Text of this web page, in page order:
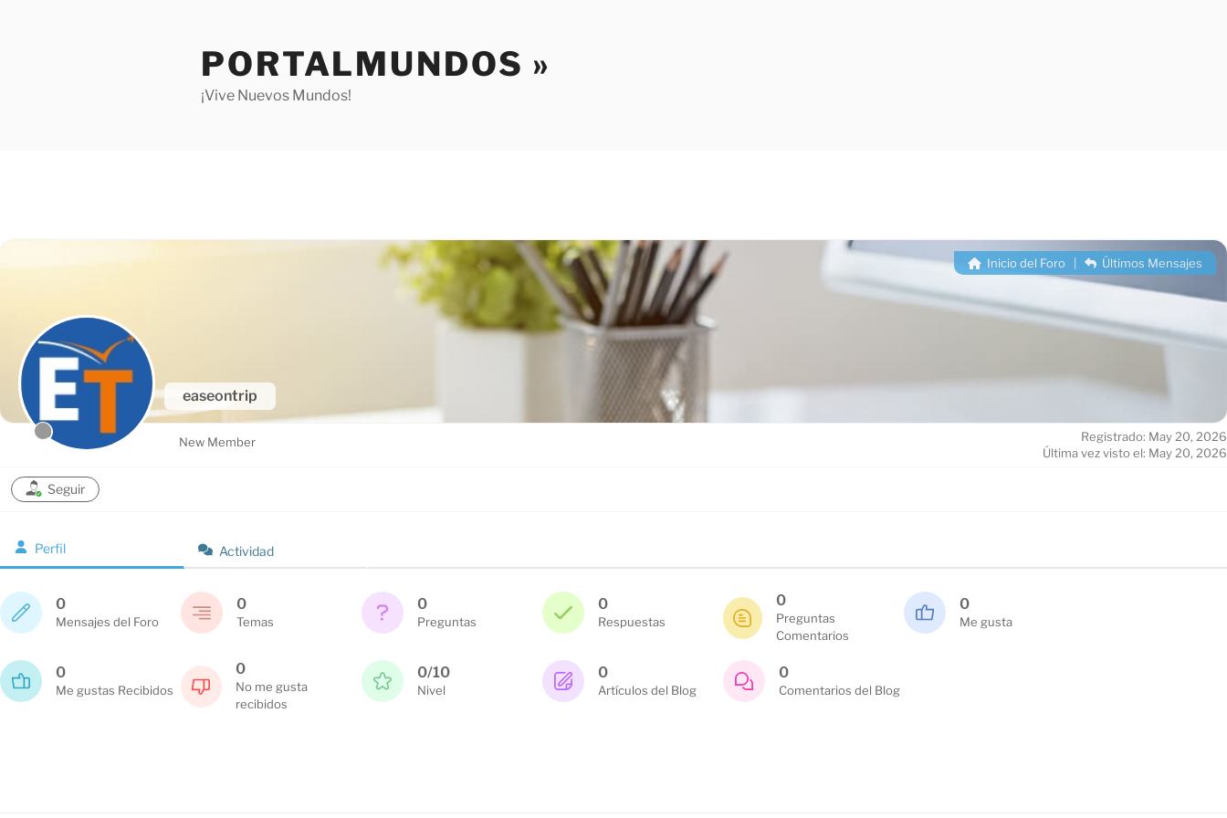
PORTALMUNDOS »
¡Vive Nuevos Mundos!
easeontrip
Inicio del Foro Últimos Mensajes
New Member
Registrado: May 20, 2026
Última vez visto el: May 20, 2026
Seguir
Perfil Actividad
0
Mensajes del Foro
0
Temas
0
Preguntas
0
Respuestas
0
Preguntas
Comentarios
0
Me gusta
0
Me gustas Recibidos
0
No me gusta
recibidos
0/10
Nivel
0
Artículos del Blog
0
Comentarios del Blog